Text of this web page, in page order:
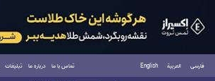
فارسی العربية English تماس با ما درباره ما تبلیغات